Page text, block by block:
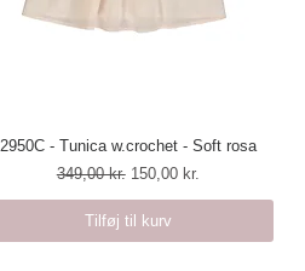
Hurtigvisning
2950C - Tunica w.crochet - Soft rosa
Regulær pris
349,00 kr. Salgspris
150,00 kr.
Tilføj til kurv